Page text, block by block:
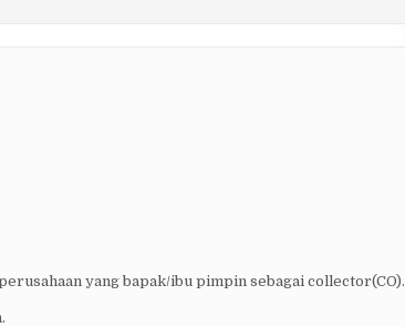
yang bapak/ibu pimpin sebagai collector(CO).